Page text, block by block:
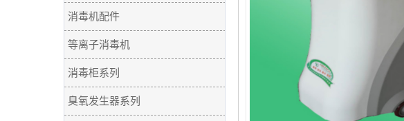
消毒机配件
等离子消毒机
消毒柜系列
臭氧发生器系列